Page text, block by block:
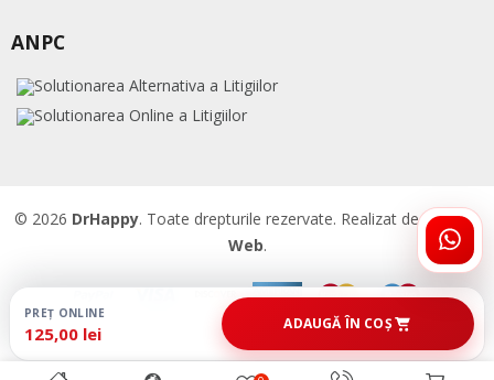
ANPC
© 2026 DrHappy. Toate drepturile rezervate. Realizat deAccent
Web.
PREȚ ONLINE
125,00 lei ADAUGĂ ÎN COȘ